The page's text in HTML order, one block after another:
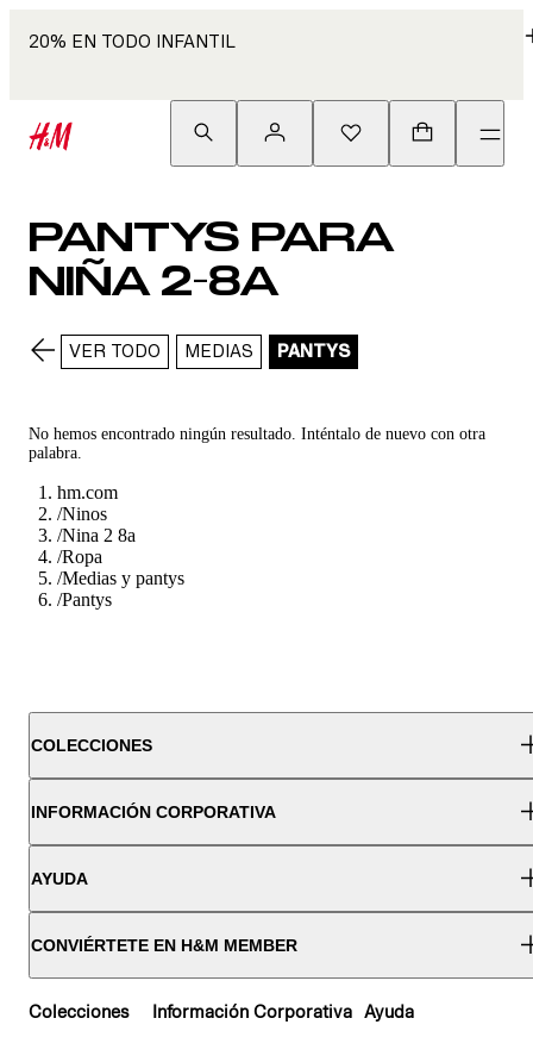
20% EN TODO INFANTIL
PANTYS PARA
NIÑA 2-8A
VER TODO MEDIAS PANTYS
No hemos encontrado ningún resultado. Inténtalo de nuevo con otra
palabra.
hm.com
/Ninos
/Nina 2 8a
/Ropa
/Medias y pantys
/Pantys
COLECCIONES
INFORMACIÓN CORPORATIVA
AYUDA
CONVIÉRTETE EN H&M MEMBER
Colecciones Información Corporativa Ayuda